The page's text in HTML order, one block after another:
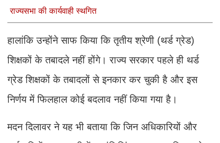
राज्यसभा की कार्यवाही स्थगित
हालांकि उन्होंने साफ किया कि तृतीय श्रेणी (थर्ड ग्रेड)
शिक्षकों के तबादले नहीं होंगे। राज्य सरकार पहले ही थर्ड
ग्रेड शिक्षकों के तबादलों से इनकार कर चुकी है और इस
निर्णय में फिलहाल कोई बदलाव नहीं किया गया है।
मदन दिलावर ने यह भी बताया कि जिन अधिकारियों और